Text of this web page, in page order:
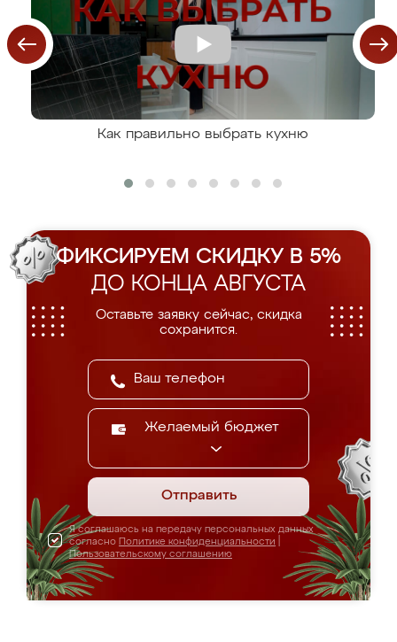
Как правильно выбрать кухню
ФИКСИРУЕМ СКИДКУ В 5%
ДО КОНЦА АВГУСТА
Оставьте заявку сейчас, скидка
сохранится.
Желаемый бюджет
Отправить
Я соглашаюсь на передачу персональных данных
согласно Политике конфиденциальности
Пользовательскому соглашению